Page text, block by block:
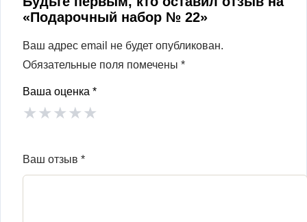
«Подарочный набор № 22»
Ваш адрес email не будет опубликован.
Обязательные поля помечены *
Ваша оценка *
★★★★★
Ваш отзыв *